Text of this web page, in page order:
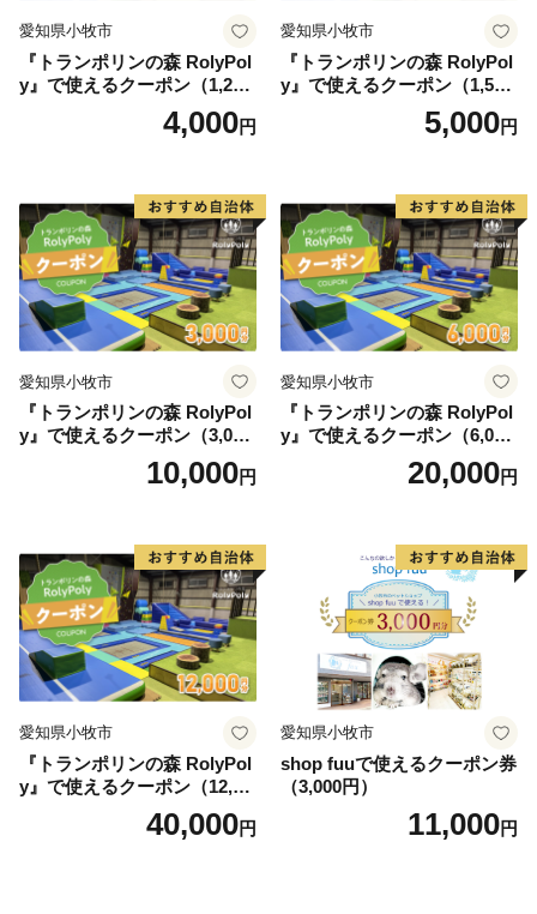
ご了承ください。
●ご注文の状況によっては、一時的に品切れが発生する
場合があります。
●メーカーの都合により仕様などが変更される場合があ
●写真はイメージです。小物類は商品に含まれません。
愛知県小牧市
『トランポリンの森 RolyPol
y』で使えるクーポン（1,200
4,000円
愛知県小牧市
『トランポリンの森 RolyPol
y』で使えるクーポン（1,500
5,000円
愛知県小牧市
『トランポリンの森 RolyPol
y』で使えるクーポン（3,000
10,000円
愛知県小牧市
『トランポリンの森 RolyPol
y』で使えるクーポン（6,000
20,000円
愛知県小牧市
『トランポリンの森 RolyPol
y』で使えるクーポン（12,00
40,000円
愛知県小牧市
shop fuuで使えるクーポン券
（3,000円）
11,000円